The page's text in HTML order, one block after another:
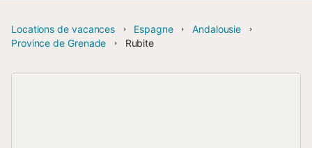
Locations de vacances Espagne
Andalousie
Province de Grenade
Rubite